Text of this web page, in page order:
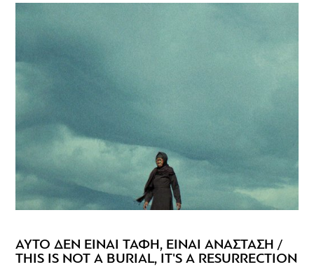
ΑΥΤΟ ΔΕΝ ΕΙΝΑΙ ΤΑΦΗ, ΕΙΝΑΙ ΑΝΑΣΤΑΣΗ /
THIS IS NOT A BURIAL, IT'S A RESURRECTION